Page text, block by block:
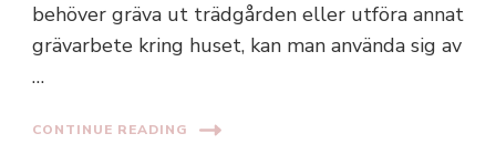
behöver gräva ut trädgården eller utföra annat
grävarbete kring huset, kan man använda sig av
…
CONTINUE READING